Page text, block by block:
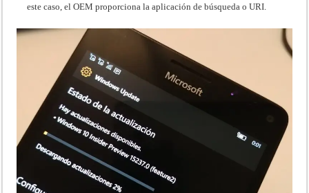
este caso, el OEM proporciona la aplicación de búsqueda o URI.